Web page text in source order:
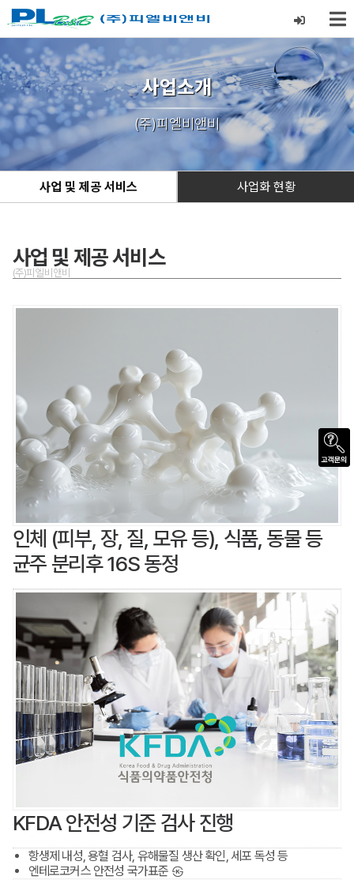
사업소개
(주)피엘비앤비
사업 및 제공 서비스 사업화 현황
사업 및 제공 서비스
(주)피엘비앤비
인체 (피부, 장, 질, 모유 등), 식품, 동물 등
균주 분리후 16S 동정
KFDA 안전성 기준 검사 진행
항생제 내성, 용혈 검사, 유해물질 생산 확인, 세포 독성 등
엔테로코커스 안전성 국가표준 ㉿